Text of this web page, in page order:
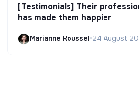
[Testimonials] Their
has made them happier
Marianne Roussel •24 August